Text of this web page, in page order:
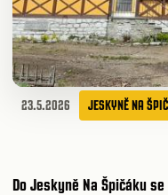
23.5.2026 JESKYNĚ NA
Do Jeskyně Na Špičáku